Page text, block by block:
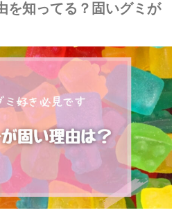
を知ってる？固いグミが